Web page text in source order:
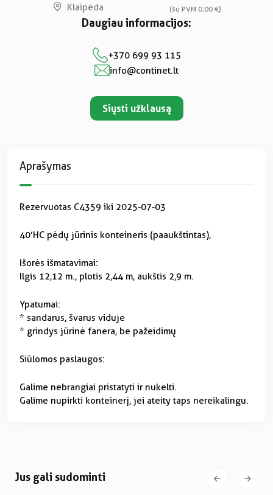
Klaipėda (su PVM 0,00 €)
Daugiau informacijos:
+370 699 93 115
info@continet.lt
Siųsti užklausą
Aprašymas
Rezervuotas C4359 iki 2025-07-03
40’HC pėdų jūrinis konteineris (paaukštintas),
Išorės išmatavimai:
Ilgis 12,12 m., plotis 2,44 m, aukštis 2,9 m.
Ypatumai:
* sandarus, švarus viduje
* grindys jūrinė fanera, be pažeidimų
Siūlomos paslaugos:
Galime nebrangiai pristatyti ir nukelti.
Galime nupirkti konteinerį, jei ateity taps nereikalingu.
Jus gali sudominti